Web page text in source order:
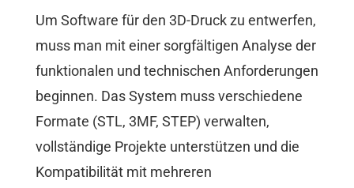
Um Software für den 3D-Druck zu entwerfen,
muss man mit einer sorgfältigen Analyse der
funktionalen und technischen Anforderungen
beginnen. Das System muss verschiedene
Formate (STL, 3MF, STEP) verwalten,
vollständige Projekte unterstützen und die
Kompatibilität mit mehreren